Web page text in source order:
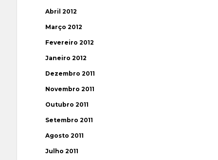
Abril 2012
Março 2012
Fevereiro 2012
Janeiro 2012
Dezembro 2011
Novembro 2011
Outubro 2011
Setembro 2011
Agosto 2011
Julho 2011